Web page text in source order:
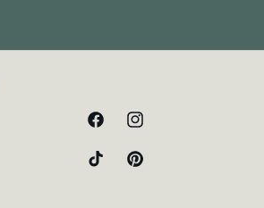
FacebookInstagram
TikTok Pinterest